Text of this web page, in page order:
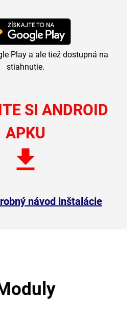
Play a ale tiež dostupná na
stiahnutie.
SI ANDROID
APKU
návod inštalácie